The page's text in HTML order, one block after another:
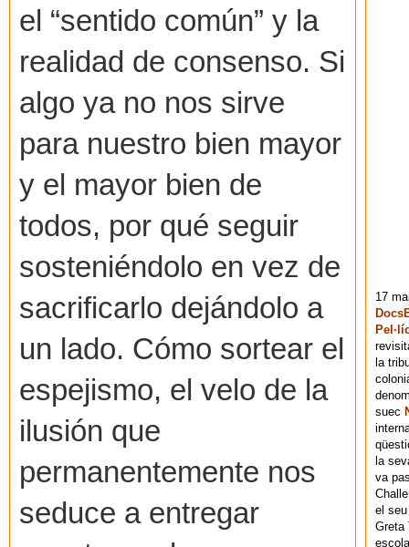
el “sentido común” y la
realidad de consenso. Si
algo ya no nos sirve
para nuestro bien mayor
y el mayor bien de
todos, por qué seguir
sosteniéndolo en vez de
sacrificarlo dejándolo a
un lado. Cómo sortear el
espejismo, el velo de la
ilusión que
permanentemente nos
seduce a entregar
17
la
suec
la
va
el
Greta